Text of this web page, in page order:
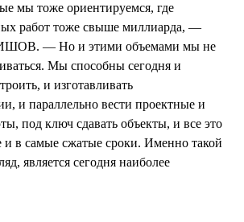
мы тоже ориентируемся, где
работ тоже свыше миллиарда, —
— Но и этими объемами мы не
Мы способны сегодня и
и изготавливать
и параллельно вести проектные и
под ключ сдавать объекты, и все это
и в самые сжатые сроки. Именно такой
является сегодня наиболее